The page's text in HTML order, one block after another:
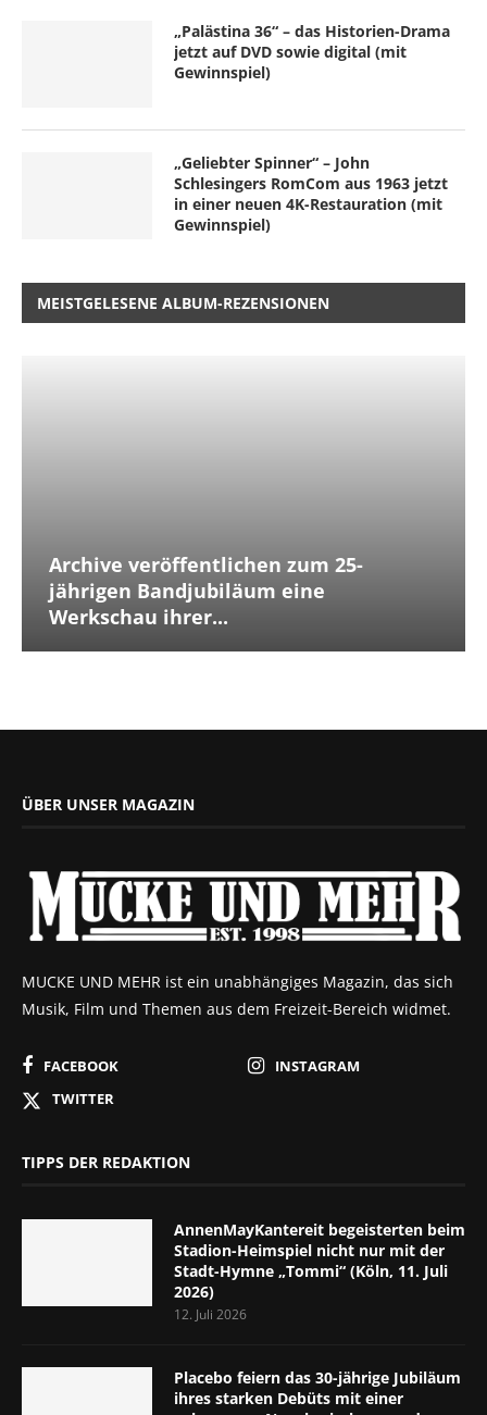
„Palästina 36“ – das Historien-Drama
jetzt auf DVD sowie digital (mit
Gewinnspiel)
„Geliebter Spinner“ – John
Schlesingers RomCom aus 1963 jetzt
in einer neuen 4K-Restauration (mit
Gewinnspiel)
MEISTGELESENE ALBUM-REZENSIONEN
Archive veröffentlichen zum 25-
jährigen Bandjubiläum eine
Werkschau ihrer...
ÜBER UNSER MAGAZIN
MUCKE UND MEHR ist ein unabhängiges Magazin, das sich
Musik, Film und Themen aus dem Freizeit-Bereich widmet.
FACEBOOK
INSTAGRAM
TWITTER
TIPPS DER REDAKTION
AnnenMayKantereit begeisterten beim
Stadion-Heimspiel nicht nur mit der
Stadt-Hymne „Tommi“ (Köln, 11. Juli
2026)
12. Juli 2026
Placebo feiern das 30-jährige Jubiläum
ihres starken Debüts mit einer